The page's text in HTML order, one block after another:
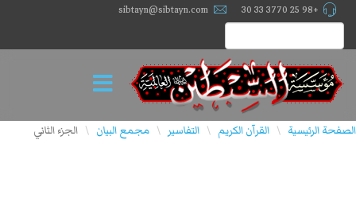
+98 25 3770 33 30
sibtayn@sibtayn.com
الصفحة الرئيسية \ القرآن الكريم \ التفاسير \ مجمع البيان \ الجزء الثاني